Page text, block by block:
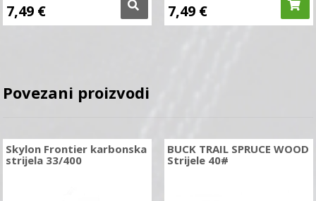
7,49 € 7,49 €
Povezani proizvodi
Skylon Frontier karbonska
strijela 33/400
BUCK TRAIL SPRUCE WOOD
Strijele 40#